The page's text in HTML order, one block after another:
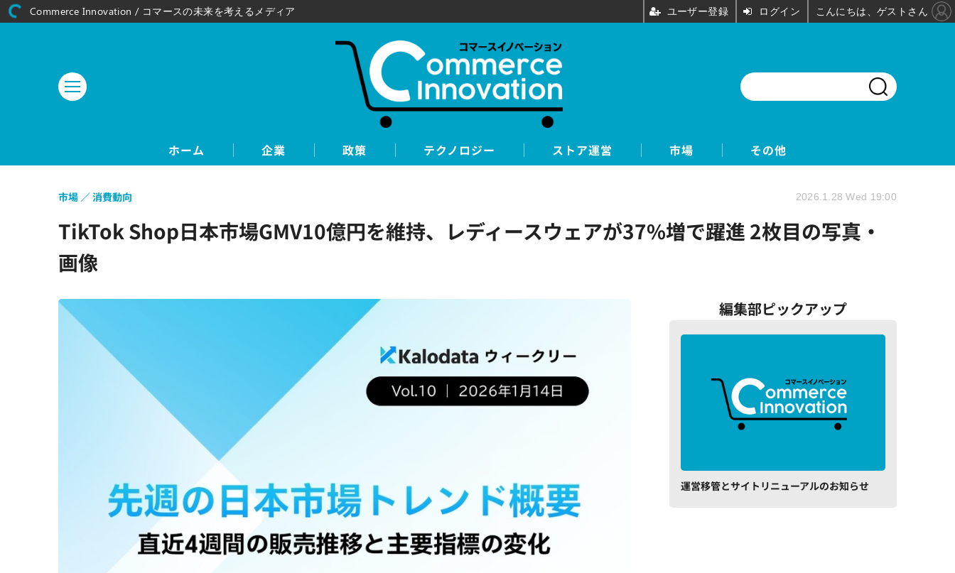
ホーム 企業 政策 テクノロジー ストア運営 市場 その他
TikTok Shop日本市場GMV10億円を維持、レディースウェアが37%増で躍進 2枚目の写真・
画像
市場 消費動向 2026.1.28 Wed 19:00
編集部ピックアップ
運営移管とサイトリニューアルのお知らせ
Commerce Innovation / コマースの未来を考えるメディア ユーザー登録 ログイン こんにちは、ゲストさん